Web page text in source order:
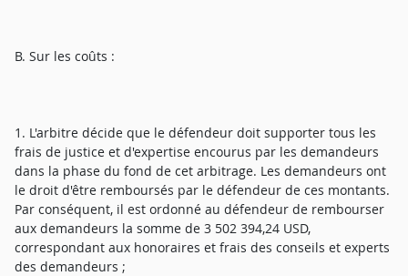
B. Sur les coûts :
1. L'arbitre décide que le défendeur doit supporter tous les
frais de justice et d'expertise encourus par les demandeurs
dans la phase du fond de cet arbitrage. Les demandeurs ont
le droit d'être remboursés par le défendeur de ces montants.
Par conséquent, il est ordonné au défendeur de rembourser
aux demandeurs la somme de 3 502 394,24 USD,
correspondant aux honoraires et frais des conseils et experts
des demandeurs ;